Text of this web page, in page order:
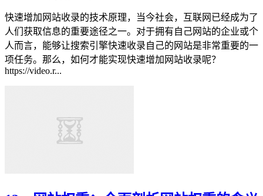
快速增加网站收录的技术原理，当今社会，互联网已经成为了
人们获取信息的重要途径之一。对于拥有自己网站的企业或个
人而言，能够让搜索引擎快速收录自己的网站是非常重要的一
项任务。那么，如何才能实现快速增加网站收录呢？
https://video.r...